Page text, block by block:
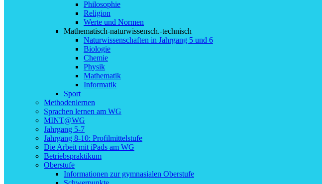
Philosophie
Religion
Werte und Normen
Mathematisch-naturwissensch.-technisch
Naturwissenschaften in Jahrgang 5 und 6
Biologie
Chemie
Physik
Mathematik
Informatik
Sport
Methodenlernen
Sprachen lernen am WG
MINT@WG
Jahrgang 5-7
Jahrgang 8-10: Profilmittelstufe
Die Arbeit mit iPads am WG
Betriebspraktikum
Oberstufe
Informationen zur gymnasialen Oberstufe